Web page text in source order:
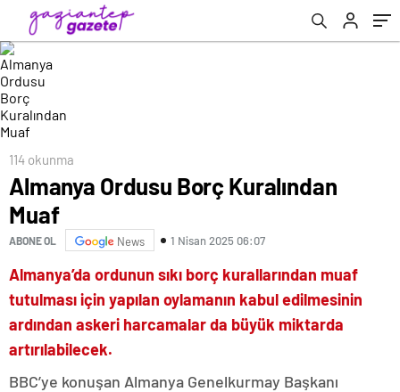
114 okunma
Almanya Ordusu Borç Kuralından
Muaf
ABONE OL News 1 Nisan 2025 06:07
Almanya’da ordunun sıkı borç kurallarından muaf
tutulması için yapılan oylamanın kabul edilmesinin
ardından askeri harcamalar da büyük miktarda
artırılabilecek.
BBC’ye konuşan Almanya Genelkurmay Başkanı